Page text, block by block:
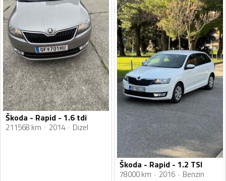
Škoda - Rapid - 1.6 tdi
211568 km 2014 Dizel
Škoda - Rapid - 1.2 TSI
78000 km 2016 Benzin